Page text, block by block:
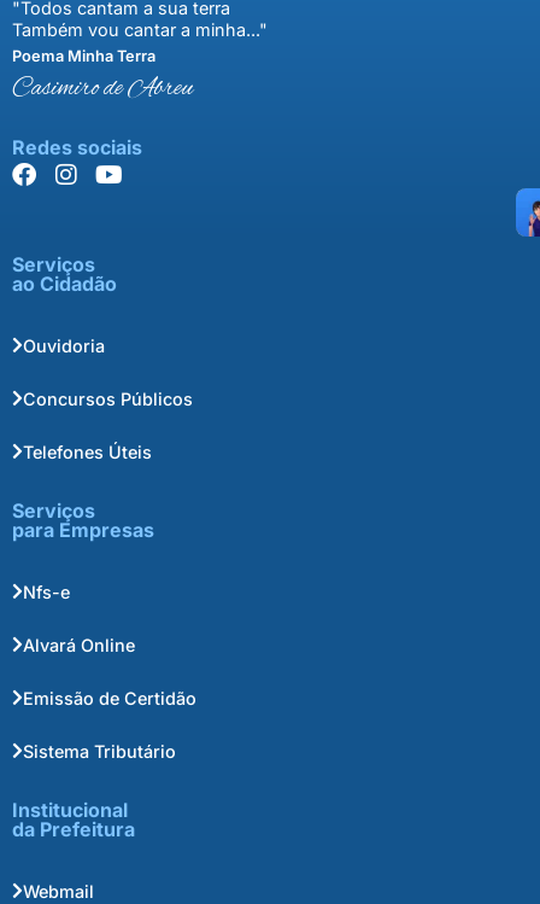
"Todos cantam a sua terra
Também vou cantar a minha..."
Poema Minha Terra
Casimiro de Abreu
Redes sociais
Serviços
ao Cidadão
Ouvidoria
Concursos Públicos
Telefones Úteis
Serviços
para Empresas
Nfs-e
Alvará Online
Emissão de Certidão
Sistema Tributário
Institucional
da Prefeitura
Webmail